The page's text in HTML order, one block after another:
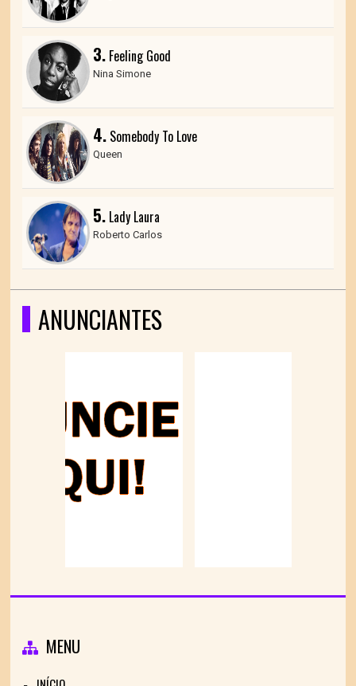
3. Feeling Good
Nina Simone
4. Somebody To Love
Queen
5. Lady Laura
Roberto Carlos
ANUNCIANTES
MENU